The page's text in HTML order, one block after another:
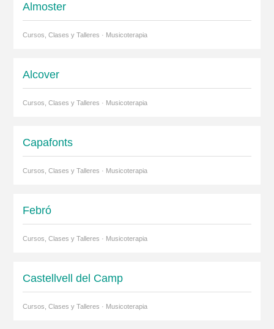
Almoster
Cursos, Clases y Talleres · Musicoterapia
Alcover
Cursos, Clases y Talleres · Musicoterapia
Capafonts
Cursos, Clases y Talleres · Musicoterapia
Febró
Cursos, Clases y Talleres · Musicoterapia
Castellvell del Camp
Cursos, Clases y Talleres · Musicoterapia